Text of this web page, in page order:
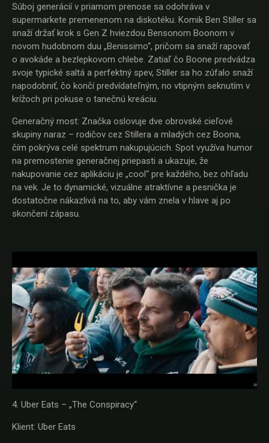
Súboj generácií v priamom prenose sa odohráva v
supermarkete premenenom na diskotéku. Komik Ben Stiller sa
snaží držať krok s Gen Z hviezdou Bensonom Boonom v
novom hudobnom duu „Benissimo“, pričom sa snaží rapovať
o avokáde a bezlepkovom chlebe. Zatiaľ čo Boone predvádza
svoje typické saltá a perfektný spev, Stiller sa ho zúfalo snaží
napodobniť, čo končí predvídateľným, no vtipným seknutím v
krížoch pri pokuse o tanečnú kreáciu.
Generačný most: Značka oslovuje dve obrovské cieľové
skupiny naraz – rodičov cez Stillera a mladých cez Boona,
čím pokrýva celé spektrum nakupujúcich. Spot využíva humor
na premostenie generačnej priepasti a ukazuje, že
nakupovanie cez aplikáciu je „cool“ pre každého, bez ohľadu
na vek. Je to dynamické, vizuálne atraktívne a pesnička je
dostatočne nákazlivá na to, aby vám znela v hlave aj po
skončení zápasu.
4. Uber Eats – „The Conspiracy“
Klient: Uber Eats